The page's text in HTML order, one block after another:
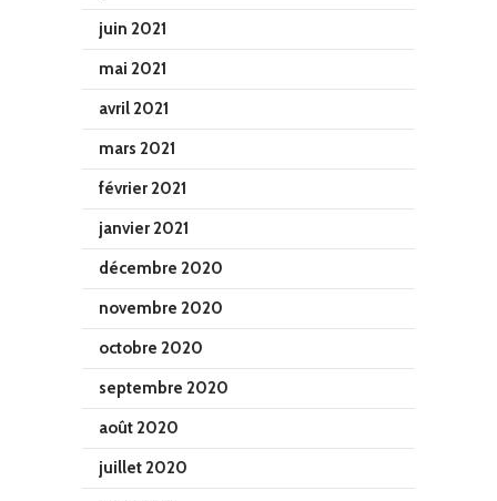
juin 2021
mai 2021
avril 2021
mars 2021
février 2021
janvier 2021
décembre 2020
novembre 2020
octobre 2020
septembre 2020
août 2020
juillet 2020